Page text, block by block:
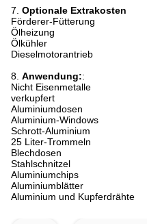
7. Optionale Extrakosten
Förderer-Fütterung
Ölheizung
Ölkühler
Dieselmotorantrieb
8. Anwendung::
Nicht Eisenmetalle
verkupfert
Aluminiumdosen
Aluminium-Windows
Schrott-Aluminium
25 Liter-Trommeln
Blechdosen
Stahlschnitzel
Aluminiumchips
Aluminiumblätter
Aluminium und Kupferdrähte